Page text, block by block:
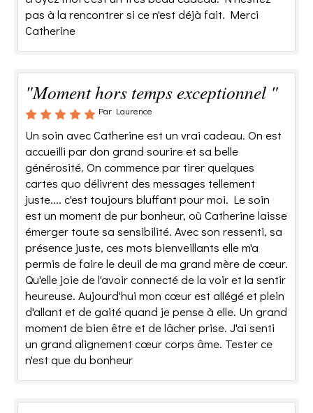
pas à la rencontrer si ce n'est déjà fait. Merci
Catherine
"Moment hors temps exceptionnel "
Par Laurence
Un soin avec Catherine est un vrai cadeau. On est
accueilli par don grand sourire et sa belle
générosité. On commence par tirer quelques
cartes quo délivrent des messages tellement
juste.... c'est toujours bluffant pour moi. Le soin
est un moment de pur bonheur, où Catherine laisse
émerger toute sa sensibilité. Avec son ressenti, sa
présence juste, ces mots bienveillants elle m'a
permis de faire le deuil de ma grand mère de cœur.
Qu'elle joie de l'avoir connecté de la voir et la sentir
heureuse. Aujourd'hui mon cœur est allégé et plein
d'allant et de gaité quand je pense à elle. Un grand
moment de bien être et de lâcher prise. J'ai senti
un grand alignement cœur corps âme. Tester ce
n'est que du bonheur